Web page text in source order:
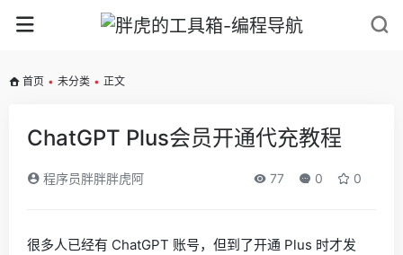
首页 • 未分类 • 正文
ChatGPT Plus会员开通代充教程
程序员胖胖胖虎阿 77 0 0
很多人已经有 ChatGPT 账号，但到了开通 Plus 时才发